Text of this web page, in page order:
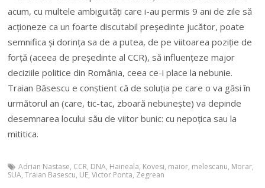
acum, cu multele ambiguități care i-au permis 9 ani de zile să
acționeze ca un foarte discutabil președinte jucător, poate
semnifica și dorința sa de a putea, de pe viitoarea poziție de
forță (aceea de președinte al CCR), să influențeze major
deciziile politice din România, ceea ce-i place la nebunie.
Traian Băsescu e conștient că de soluția pe care o va găsi în
următorul an (care, tic-tac, zboară nebunește) va depinde
desemnarea locului său de viitor bunic: cu nepoțica sau la
mititica.
Adrian Nastase, CCR, DNA, Haineala, Kovesi, maior, melescanu, Morar,
SUA,Traian Basescu, UE,Victor Ponta, Zegrean